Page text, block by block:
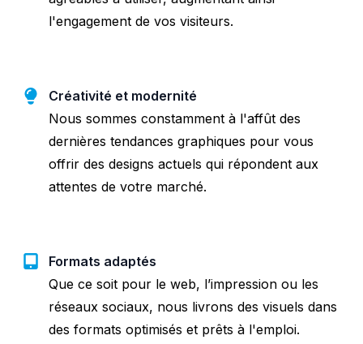
l'engagement de vos visiteurs.
Créativité et modernité
Nous sommes constamment à l'affût des
dernières tendances graphiques pour vous
offrir des designs actuels qui répondent aux
attentes de votre marché.
Formats adaptés
Que ce soit pour le web, l’impression ou les
réseaux sociaux, nous livrons des visuels dans
des formats optimisés et prêts à l'emploi.